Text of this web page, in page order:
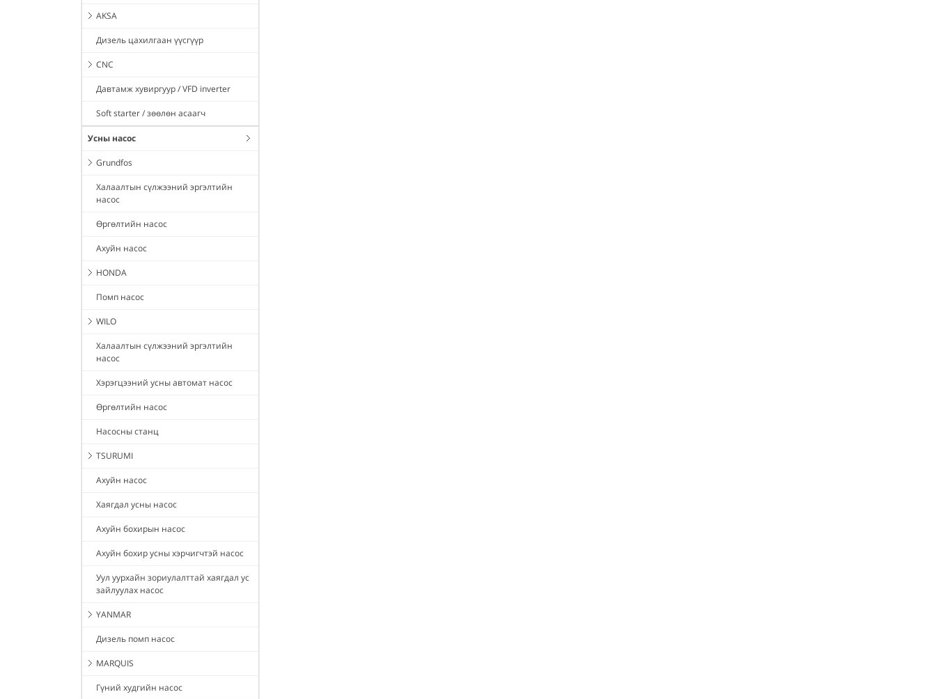
AKSA
Дизель цахилгаан үүсгүүр
CNC
Давтамж хувиргуур / VFD inverter
Soft starter / зөөлөн асаагч
Усны насос
Grundfos
Халаалтын сүлжээний эргэлтийн
насос
Өргөлтийн насос
Ахуйн насос
HONDA
Помп насос
WILO
Халаалтын сүлжээний эргэлтийн
насос
Хэрэгцээний усны автомат насос
Өргөлтийн насос
Насосны станц
TSURUMI
Ахуйн насос
Хаягдал усны насос
Ахуйн бохирын насос
Ахуйн бохир усны хэрчигчтэй насос
Уул уурхайн зориулалттай хаягдал ус
зайлуулах насос
YANMAR
Дизель помп насос
MARQUIS
Гүний худгийн насос